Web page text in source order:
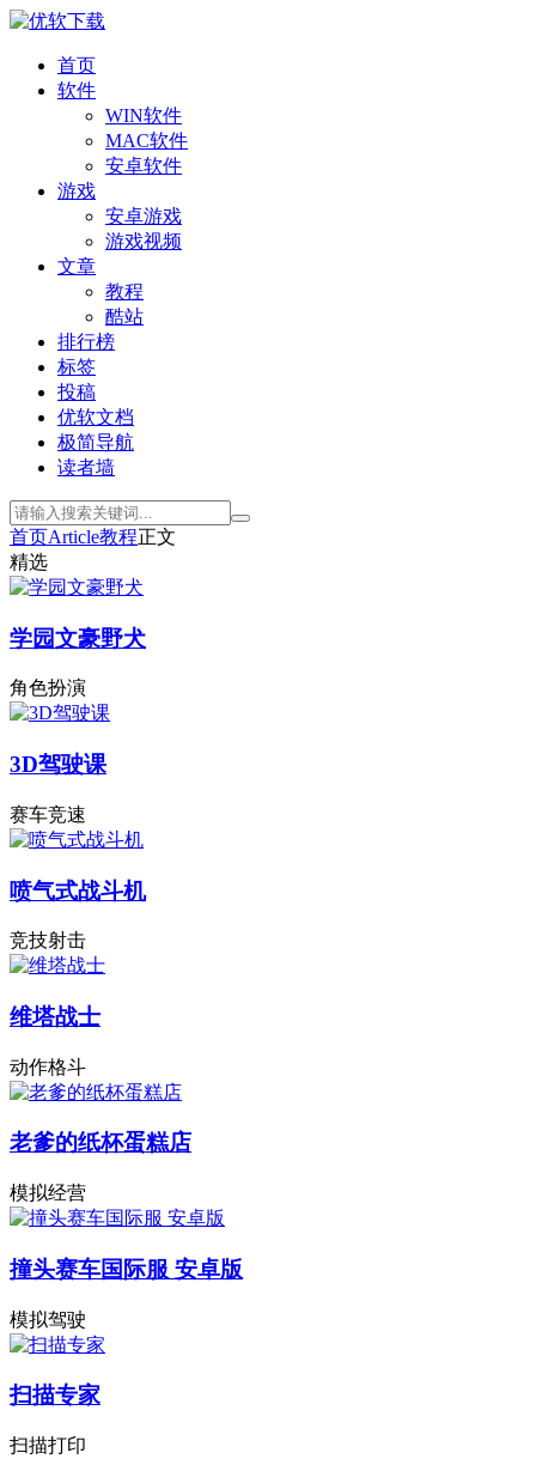
首页
软件
WIN软件
MAC软件
安卓软件
游戏
安卓游戏
游戏视频
文章
教程
酷站
排行榜
标签
投稿
优软文档
极简导航
读者墙
首页Article教程正文
精选
学园文豪野犬
角色扮演
3D驾驶课
赛车竞速
喷气式战斗机
竞技射击
维塔战士
动作格斗
老爹的纸杯蛋糕店
模拟经营
撞头赛车国际服 安卓版
模拟驾驶
扫描专家
扫描打印